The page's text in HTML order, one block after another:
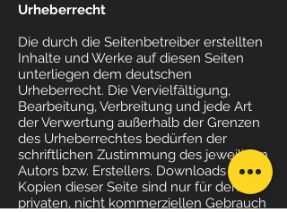
Urheberrecht
Die durch die Seitenbetreiber erstellten
Inhalte und Werke auf diesen Seiten
unterliegen dem deutschen
Urheberrecht. Die Vervielfältigung,
Bearbeitung, Verbreitung und jede Art
der Verwertung außerhalb der Grenzen
des Urheberrechtes bedürfen der
schriftlichen Zustimmung des jeweiligen
Autors bzw. Erstellers. Downloads und
Kopien dieser Seite sind nur für den
privaten, nicht kommerziellen Gebrauch